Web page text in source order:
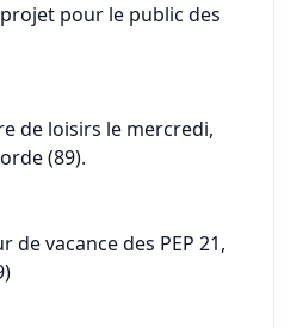
pour le public des
de loisirs le mercredi,
(89).
de vacance des PEP 21,